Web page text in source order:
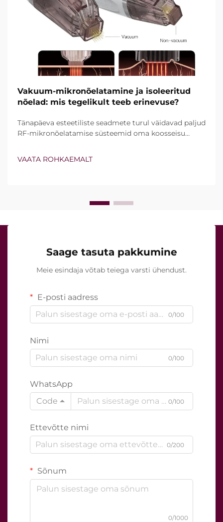
Vakuum-mikronõelatamine ja isoleeritud
nõelad: mis tegelikult teeb erinevuse?
Tänapäeva esteetiliste seadmete turul väidavad paljud
RF-mikronõelatamise süsteemid oma koosseisu
funktsioonid olemas on, vaid kuidas nad kliinilise ravi
VAATA ROHKAEMALT
Saage tasuta pakkumine
Meie esindaja võtab teiega varsti ühendust.
E-posti aadress
0/100
Nimi
0/100
WhatsApp
Code
0/100
Ettevõtte nimi
0/200
Sõnum
0/1000